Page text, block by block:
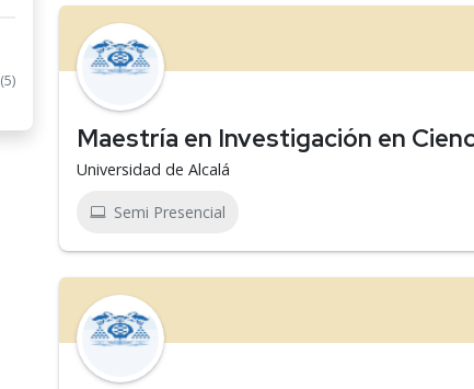
(5)
Maestría en Investigación en
Universidad de Alcalá
Semi Presencial